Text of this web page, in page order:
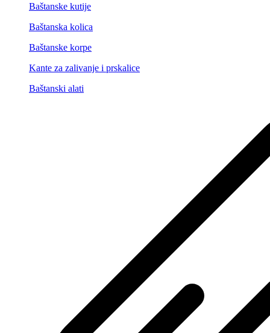
Baštanske kutije
Baštanska kolica
Baštanske korpe
Kante za zalivanje i prskalice
Baštanski alati